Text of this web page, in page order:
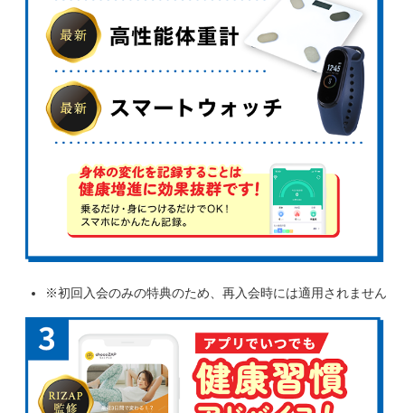
※初回入会のみの特典のため、再入会時には適用されません